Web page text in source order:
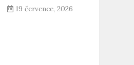
19 července, 2026